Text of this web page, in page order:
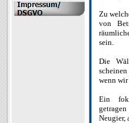
Zu
von
sein.
Die
wenn
Ein
Neugier,